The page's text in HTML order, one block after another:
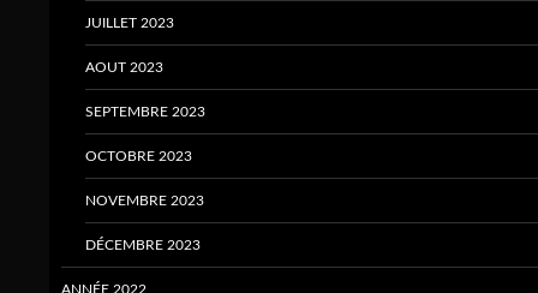
JUILLET 2023
AOUT 2023
SEPTEMBRE 2023
OCTOBRE 2023
NOVEMBRE 2023
DÉCEMBRE 2023
ANNÉE 2022